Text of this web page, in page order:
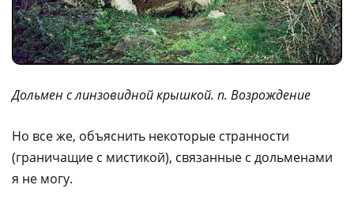
Дольмен с линзовидной крышкой. п. Возрождение
Но все же, объяснить некоторые странности
(граничащие с мистикой), связанные с дольменами
я не могу.